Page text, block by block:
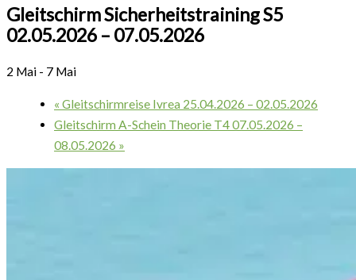
Gleitschirm Sicherheitstraining S5
02.05.2026 – 07.05.2026
2 Mai - 7 Mai
« Gleitschirmreise Ivrea 25.04.2026 – 02.05.2026
Gleitschirm A-Schein Theorie T4 07.05.2026 –
08.05.2026 »